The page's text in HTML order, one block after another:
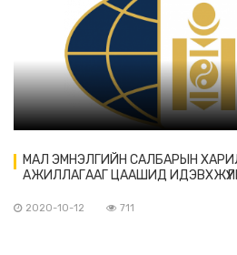
МАЛ ЭМНЭЛГИЙН САЛБАРЫН
АЖИЛЛАГААГ ЦААШИД
2020-10-12 711